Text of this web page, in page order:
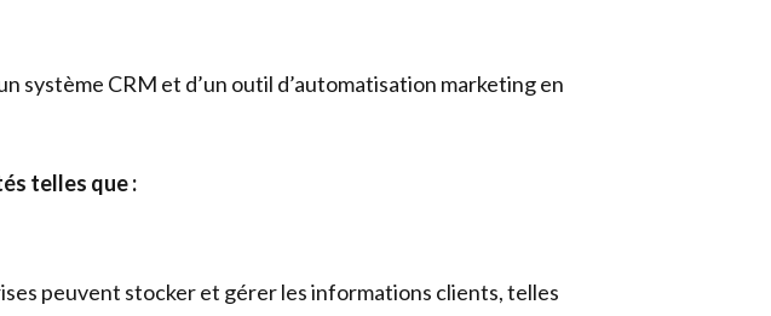
système CRM et d’un outil d’automatisation marketing en
telles que :
peuvent stocker et gérer les informations clients, telles